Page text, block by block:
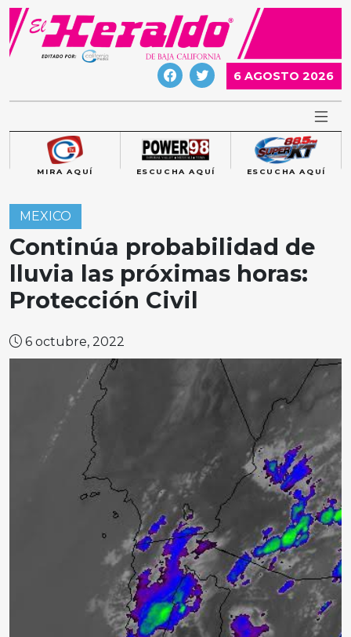
Skip
content
6 AGOSTO 2026
MIRA AQUÍ ESCUCHA AQUÍ ESCUCHA AQUÍ
MEXICO
Continúa probabilidad de
lluvia las próximas horas:
Protección Civil
6 octubre, 2022